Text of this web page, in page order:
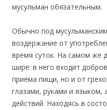
мусульман обязательным.
Обычно под
воздержание от
время суток. На самом же
шире: в него входит
приёма пищи, но и от
глазами, руками и языком,
действий. Находясь в